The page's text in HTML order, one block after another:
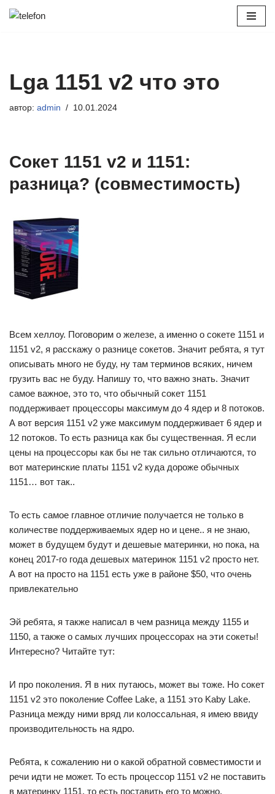
Lga 1151 v2 что это
автор: admin 10.01.2024
Сокет 1151 v2 и 1151:
разница? (совместимость)
Всем хеллоу. Поговорим о железе, а именно о сокете 1151 и
1151 v2, я расскажу о разнице сокетов. Значит ребята, я тут
описывать много не буду, ну там терминов всяких, ничем
грузить вас не буду. Напишу то, что важно знать. Значит
самое важное, это то, что обычный сокет 1151
поддерживает процессоры максимум до 4 ядер и 8 потоков.
А вот версия 1151 v2 уже максимум поддерживает 6 ядер и
12 потоков. То есть разница как бы существенная. Я если
цены на процессоры как бы не так сильно отличаются, то
вот материнские платы 1151 v2 куда дороже обычных
1151… вот так..
То есть самое главное отличие получается не только в
количестве поддерживаемых ядер но и цене.. я не знаю,
может в будущем будут и дешевые материнки, но пока, на
конец 2017-го года дешевых материнок 1151 v2 просто нет.
А вот на просто на 1151 есть уже в районе $50, что очень
привлекательно
Эй ребята, я также написал в чем разница между 1155 и
1150, а также о самых лучших процессорах на эти сокеты!
Интересно? Читайте тут:
И про поколения. Я в них путаюсь, может вы тоже. Но сокет
1151 v2 это поколение Coffee Lake, а 1151 это Kaby Lake.
Разница между ними вряд ли колоссальная, я имею ввиду
производительность на ядро.
Ребята, к сожалению ни о какой обратной совместимости и
речи идти не может. То есть процессор 1151 v2 не поставить
в материнку 1151, то есть поставить его то можно,